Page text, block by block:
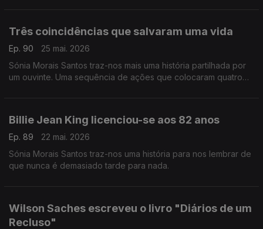
Três coincidências que salvaram uma vida
Ep. 90
25 mai. 2026
Sónia Morais Santos traz-nos mais uma história partilhada por
um ouvinte. Uma sequência de ações que colocaram quatro
Billie Jean King licenciou-se aos 82 anos
Ep. 89
22 mai. 2026
Sónia Morais Santos traz-nos uma história para nos lembrar de
que nunca é demasiado tarde para nada.
Wilson Saches escreveu o livro "Diários de um
Recluso"